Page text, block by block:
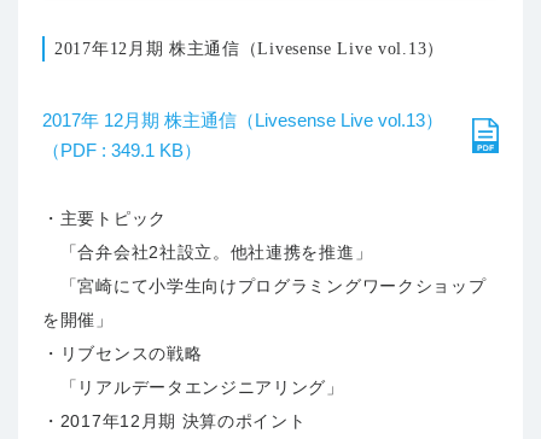
2017年12月期 株主通信（Livesense Live vol.13）
2017年 12月期 株主通信（Livesense Live vol.13）
（PDF : 349.1 KB）
・主要トピック
「合弁会社2社設立。他社連携を推進」
「宮崎にて小学生向けプログラミングワークショップ
を開催」
・リブセンスの戦略
「リアルデータエンジニアリング」
・2017年12月期 決算のポイント